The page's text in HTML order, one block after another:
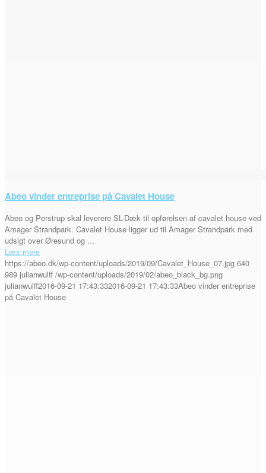
Abeo vinder entreprise på Cavalet House
Abeo og Perstrup skal leverere SL-Dæk til opførelsen af cavalet house ved
Amager Strandpark. Cavalet House ligger ud til Amager Strandpark med
udsigt over Øresund og ...
Læs mere
https://abeo.dk/wp-content/uploads/2019/09/Cavalet_House_07.jpg 640
989 julianwulff /wp-content/uploads/2019/02/abeo_black_bg.png
julianwulff2016-09-21 17:43:332016-09-21 17:43:33Abeo vinder entreprise
på Cavalet House